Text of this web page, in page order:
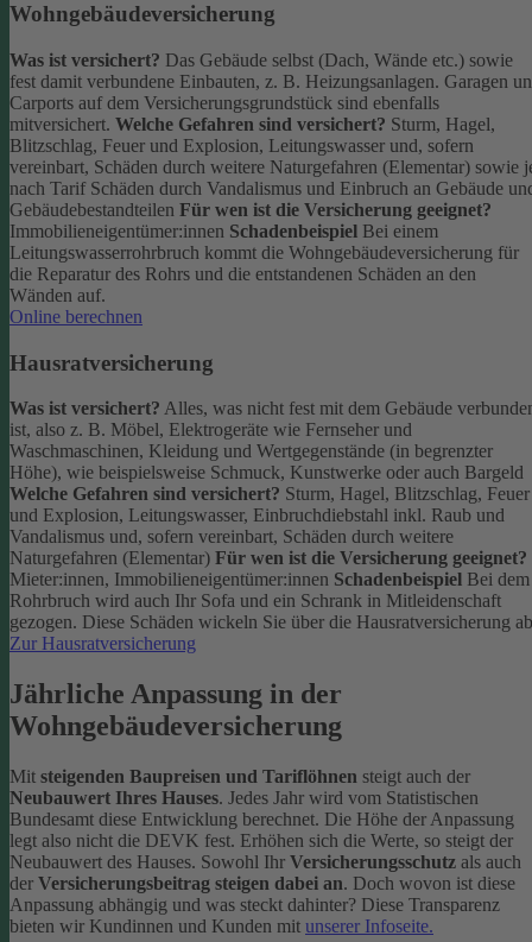
Wohngebäudeversicherung
Was ist versichert? Das Gebäude selbst (Dach, Wände etc.) sowie
fest damit verbundene Einbauten, z. B. Heizungsanlagen. Garagen
Carports auf dem Versicherungsgrundstück sind ebenfalls
mitversichert. Welche Gefahren sind versichert? Sturm, Hagel,
Blitzschlag, Feuer und Explosion, Leitungswasser und, sofern
vereinbart, Schäden durch weitere Naturgefahren (Elementar) sowie
nach Tarif Schäden durch Vandalismus und Einbruch an Gebäude
Gebäudebestandteilen Für wen ist die Versicherung geeignet?
Immobilieneigentümer:innen Schadenbeispiel Bei einem
Leitungswasserrohrbruch kommt die Wohngebäudeversicherung für
die Reparatur des Rohrs und die entstandenen Schäden an den
Wänden auf.
Online berechnen
Hausratversicherung
Was ist versichert? Alles, was nicht fest mit dem Gebäude
ist, also z. B. Möbel, Elektrogeräte wie Fernseher und
Waschmaschinen, Kleidung und Wertgegenstände (in begrenzter
Höhe), wie beispielsweise Schmuck, Kunstwerke oder auch Bargeld
Welche Gefahren sind versichert? Sturm, Hagel, Blitzschlag, Feuer
und Explosion, Leitungswasser, Einbruchdiebstahl inkl. Raub und
Vandalismus und, sofern vereinbart, Schäden durch weitere
Naturgefahren (Elementar) Für wen ist die Versicherung geeignet?
Mieter:innen, Immobilieneigentümer:innen Schadenbeispiel Bei dem
Rohrbruch wird auch Ihr Sofa und ein Schrank in Mitleidenschaft
gezogen. Diese Schäden wickeln Sie über die Hausratversicherung
Zur Hausratversicherung
Jährliche Anpassung in der
Wohngebäudeversicherung
Mit steigenden Baupreisen und Tariflöhnen steigt auch der
Neubauwert Ihres Hauses. Jedes Jahr wird vom Statistischen
Bundesamt diese Entwicklung berechnet. Die Höhe der Anpassung
legt also nicht die DEVK fest. Erhöhen sich die Werte, so steigt der
Neubauwert des Hauses. Sowohl Ihr Versicherungsschutz als auch
der Versicherungsbeitrag steigen dabei an. Doch wovon ist diese
Anpassung abhängig und was steckt dahinter? Diese Transparenz
bieten wir Kundinnen und Kunden mit unserer Infoseite.